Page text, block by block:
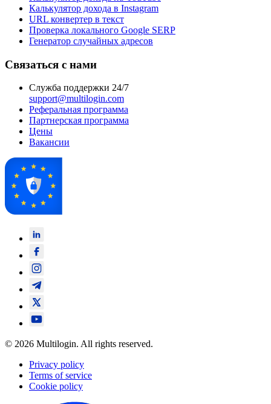
Калькулятор дохода в Instagram
URL конвертер в текст
Проверка локального Google SERP
Генератор случайных адресов
Связаться с нами
Служба поддержки 24/7
support@multilogin.com
Реферальная программа
Партнерская программа
Цены
Вакансии
© 2026 Multilogin. All rights reserved.
Privacy policy
Terms of service
Cookie policy